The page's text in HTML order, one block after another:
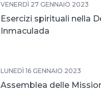
VENERDÌ 27 GENNAIO 2023
Esercizi spirituali nella
Inmaculada
LUNEDÌ 16 GENNAIO 2023
Assemblea delle